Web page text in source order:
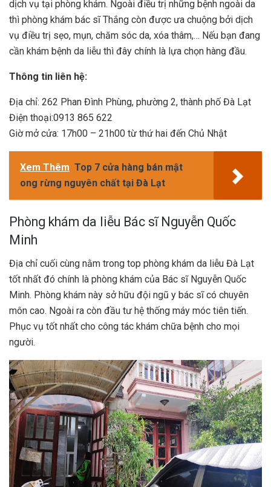
dịch vụ tại phòng khám. Ngoài điều trị những bệnh ngoài da
thì phòng khám bác sĩ Thắng còn được ưa chuộng bởi dịch
vụ điều trị sẹo, mụn, chăm sóc da, xóa thâm,… Nếu bạn đang
cần khám bệnh da liễu thì đây chính là lựa chọn hàng đầu.
Thông tin liên hệ:
Địa chỉ: 262 Phan Đình Phùng, phường 2, thành phố Đà Lạt
Điện thoại:0913 865 622
Giờ mở cửa: 17h00 – 21h00 từ thứ hai đến Chủ Nhật
Xem Thêm Top 7 cửa hàng bán mật
ong rừng nguyên chất tại Đà Lạt
Phòng khám da liễu Bác sĩ Nguyễn Quốc
Minh
Địa chỉ cuối cùng nằm trong top phòng khám da liễu Đà Lạt
tốt nhất đó chính là phòng khám của Bác sĩ Nguyễn Quốc
Minh. Phòng khám này sở hữu đội ngũ y bác sĩ có chuyên
môn cao. Ngoài ra còn đầu tư hệ thống máy móc tiên tiến.
Phục vụ tốt nhất cho công tác khám chữa bệnh cho mọi
người.